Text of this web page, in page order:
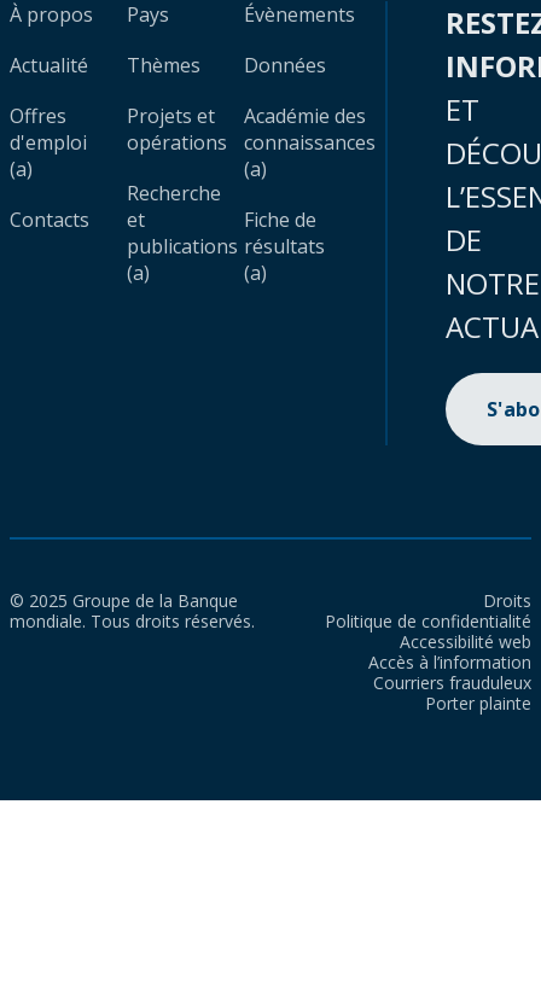
À propos
Actualité
Offres
d'emploi
(a)
Contacts
Pays
Thèmes
Projets et
opérations
Recherche
et
publications
(a)
Évènements
Données
Académie des
connaissances
(a)
Fiche de
résultats
(a)
ET
DE
NOTRE
© 2025 Groupe de la Banque
mondiale. Tous droits réservés.
Droits
Politique de confidentialité
Accessibilité web
Accès à l’information
Courriers frauduleux
Porter plainte